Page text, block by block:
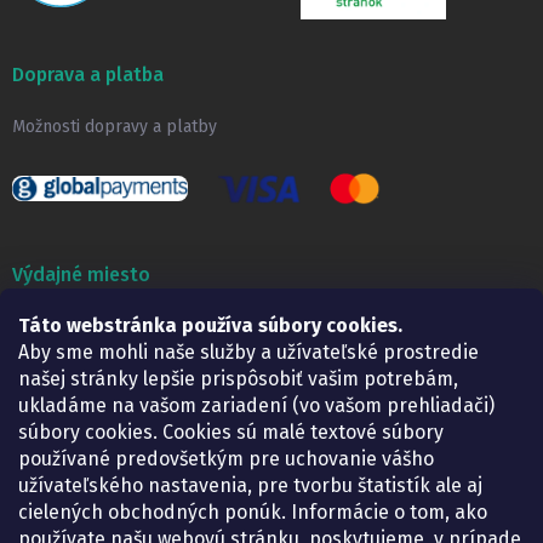
Táto webstránka používa súbory cookies.
Aby sme mohli naše služby a užívateľské prostredie
našej stránky lepšie prispôsobiť vašim potrebám,
ukladáme na vašom zariadení (vo vašom prehliadači)
súbory cookies. Cookies sú malé textové súbory
používané predovšetkým pre uchovanie vášho
užívateľského nastavenia, pre tvorbu štatistík ale aj
cielených obchodných ponúk. Informácie o tom, ako
Doprava a platba
Možnosti dopravy a platby
Výdajné miesto
Lekáreň ADONAI
Košice – Smetanova 2
Pondelok:
07.30 – 15.30 h.
Utorok:
07.30 – 16.00 h.
Streda:
07.30 – 16.00 h.
Štvrtok:
07.30 – 15.30 h.
Piatok:
07.30 – 15.30 h.
KONTAKT